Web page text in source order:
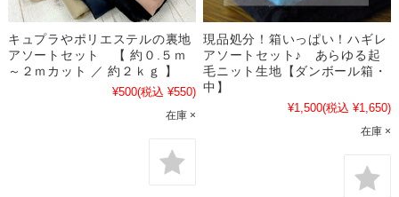
キュプラやポリエステルの裏地
アソートセット 【 約０.５ｍ
～２ｍカット ／ 約２ｋｇ 】
¥500(税込 ¥550)
在庫 ×
現品処分！箱いっぱい！ハギレ
アソートセット♪ あらゆる起
毛ニット生地【ダンボール箱・
中】
¥1,500(税込 ¥1,650)
在庫 ×